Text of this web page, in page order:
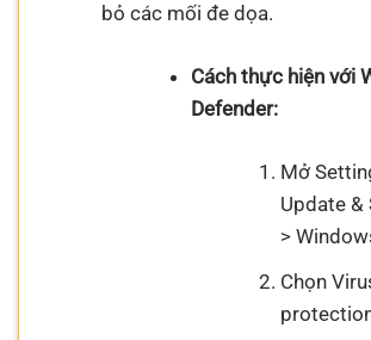
bỏ các mối đe dọa.
Cách thực hiện với
Defender:
Mở
Update &
>
Chọn